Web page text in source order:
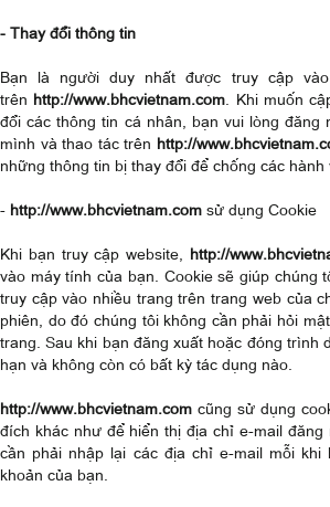
- Thay đổi thông tin
Bạn là người duy nhất được truy cập
trên http://www.bhcvietnam.com. Khi muốn
đổi các thông tin cá nhân, bạn vui lòng đăng
mình và thao tác trên http://
những thông tin bị thay đổi để chống các
- http://www.bhcvietnam.com sử dụng Cookie
Khi bạn truy cập website, http://
vào máy tính của bạn. Cookie sẽ giúp chúng
truy cập vào nhiều trang trên trang web của
phiên, do đó chúng tôi không cần phải hỏi
trang. Sau khi bạn đăng xuất hoặc đóng trình
hạn và không còn có bất kỳ tác dụng nào.
http://www.bhcvietnam.com cũng sử dụng
đích khác như để hiển thị địa chỉ e-mail đăng
cần phải nhập lại các địa chỉ e-mail mỗi khi
khoản của bạn.